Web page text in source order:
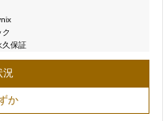
ク
久保証
況
か